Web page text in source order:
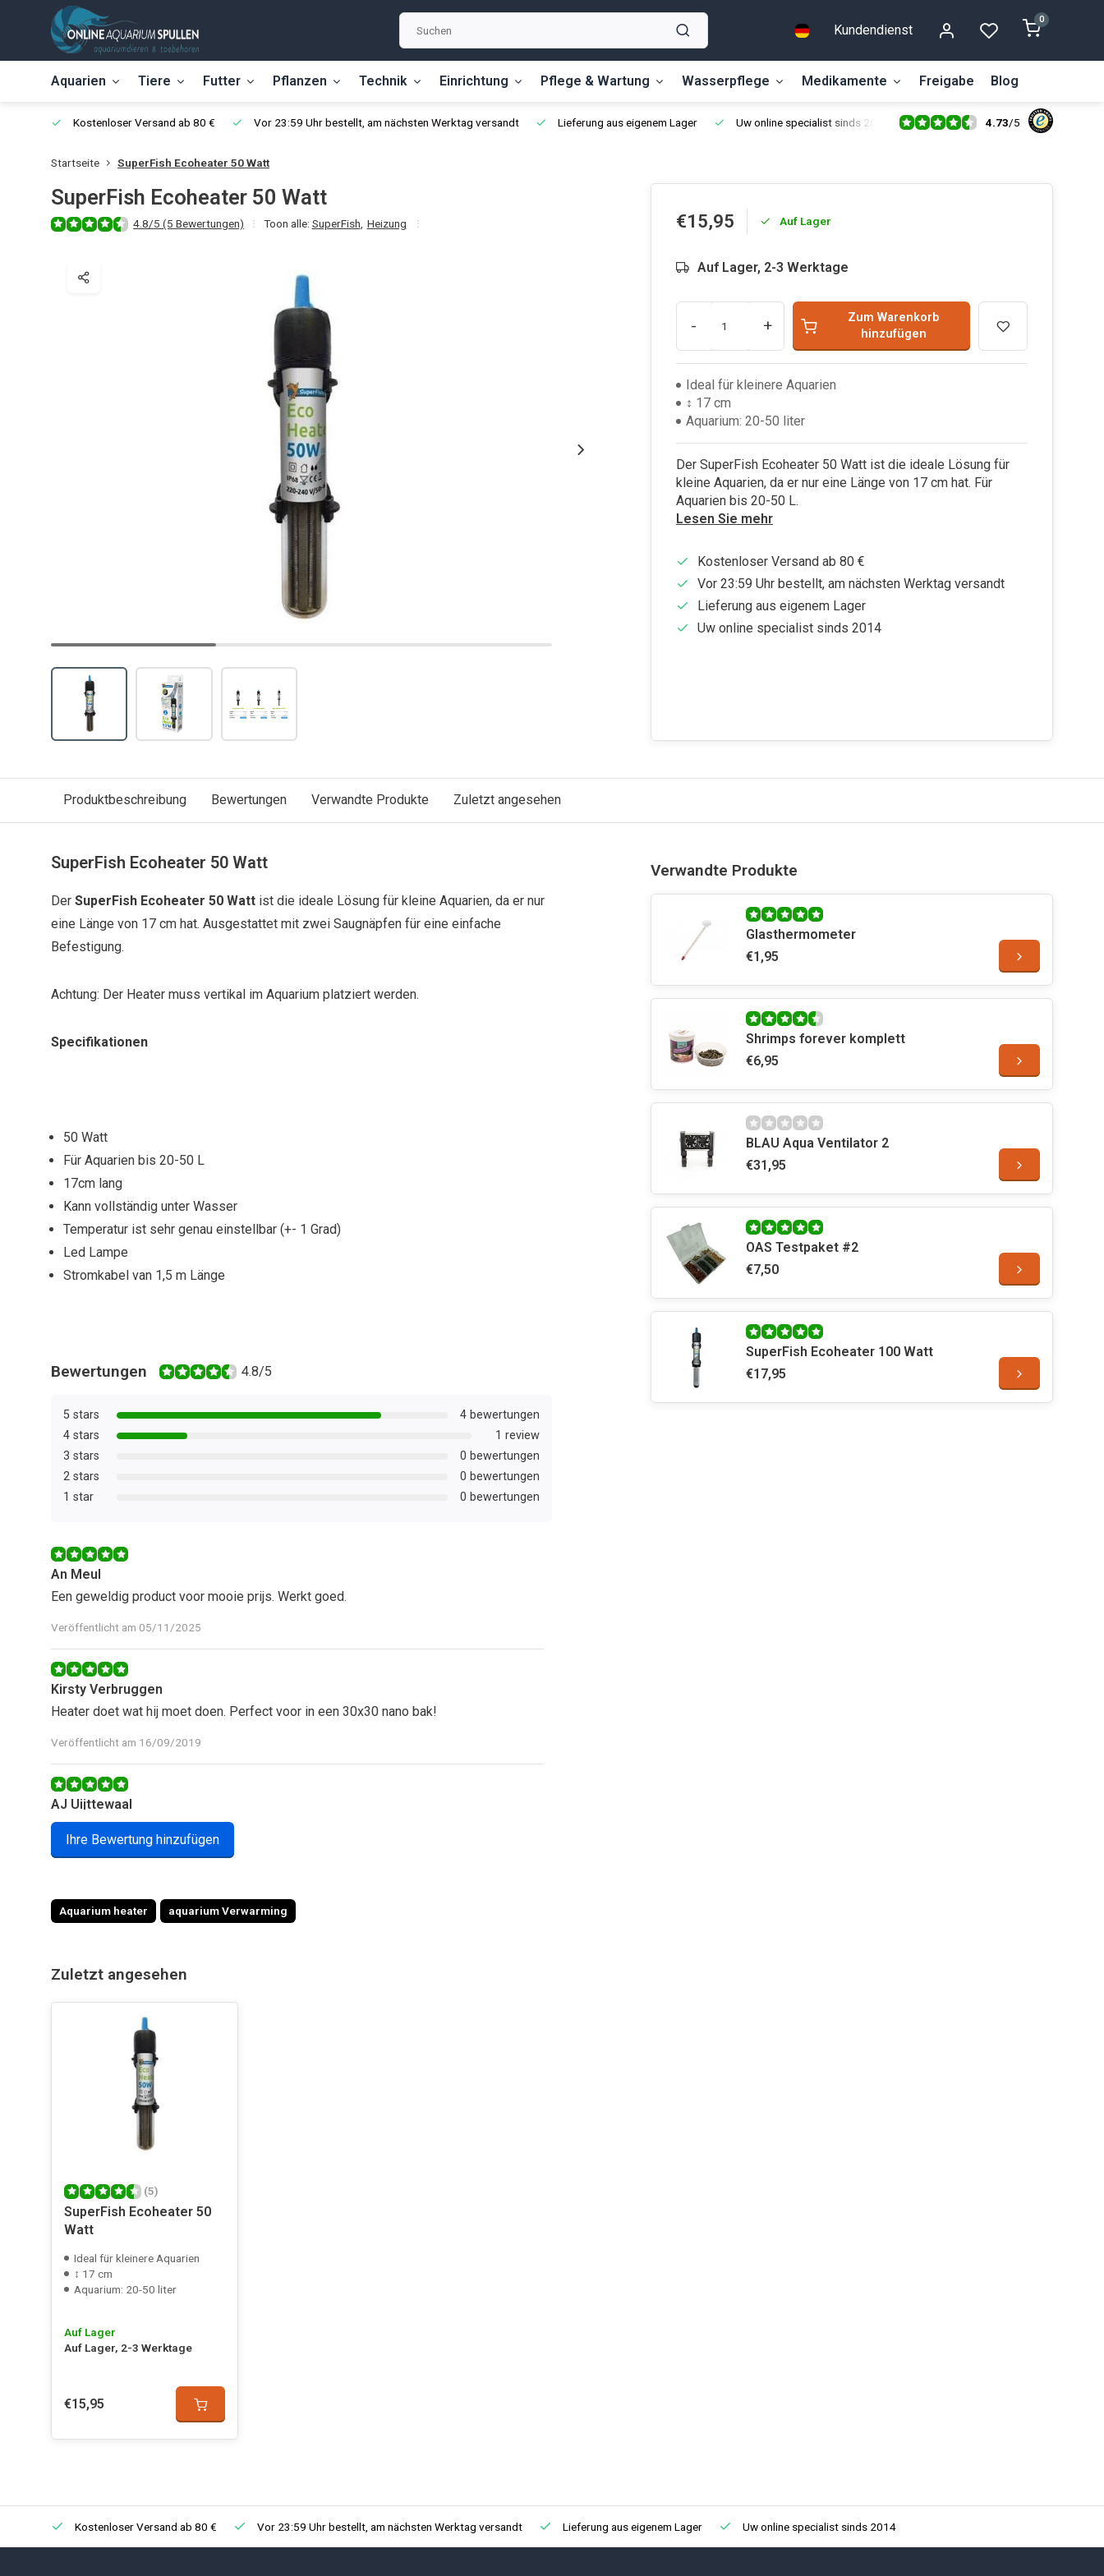
Kundendienst
0
Aquarien Tiere Futter Pflanzen Technik Einrichtung Pflege & Wartung Wasserpflege Medikamente Freigabe Blog
Kostenloser Versand ab 80 € Vor 23:59 Uhr bestellt, am nächsten Werktag versandt Lieferung aus eigenem Lager Uw online specialist sinds 2014 4.73/5
Startseite SuperFish Ecoheater 50 Watt
SuperFish Ecoheater 50 Watt
4.8/5 (5 Bewertungen) Toon alle: SuperFish Heizung €15,95 Auf Lager
Auf Lager, 2-3 Werktage
- +
Zum Warenkorb
hinzufügen
Ideal für kleinere Aquarien
↕ 17 cm
Aquarium: 20-50 liter
Der SuperFish Ecoheater 50 Watt ist die ideale Lösung für
kleine Aquarien, da er nur eine Länge von 17 cm hat. Für
Aquarien bis 20-50 L.
Lesen Sie mehr
Kostenloser Versand ab 80 €
Vor 23:59 Uhr bestellt, am nächsten Werktag versandt
Lieferung aus eigenem Lager
Uw online specialist sinds 2014
Produktbeschreibung Bewertungen Verwandte Produkte Zuletzt angesehen
SuperFish Ecoheater 50 Watt
Der SuperFish Ecoheater 50 Watt ist die ideale Lösung für kleine Aquarien, da er nur
eine Länge von 17 cm hat. Ausgestattet mit zwei Saugnäpfen für eine einfache
Befestigung.
Achtung: Der Heater muss vertikal im Aquarium platziert werden.
Specifikationen
50 Watt
Für Aquarien bis 20-50 L
17cm lang
Kann vollständig unter Wasser
Temperatur ist sehr genau einstellbar (+- 1 Grad)
Led Lampe
Stromkabel van 1,5 m Länge
Bewertungen 4.8/5
5 stars
4 bewertungen
4 stars
1 review
3 stars
0 bewertungen
2 stars
0 bewertungen
1 star
0 bewertungen
An Meul
Een geweldig product voor mooie prijs. Werkt goed.
Veröffentlicht am 05/11/2025
Kirsty Verbruggen
Heater doet wat hij moet doen. Perfect voor in een 30x30 nano bak!
Veröffentlicht am 16/09/2019
AJ Uijttewaal
Koper heeft geen omschrijving achtergelaten.
Veröffentlicht am 02/04/2019
B Hovius
Jolanda Janssen
Koper heeft geen omschrijving achtergelaten.
Veröffentlicht am 14/08/2018
Ihre Bewertung hinzufügen
Aquarium heater aquarium Verwarming
Verwandte Produkte
Glasthermometer
€1,95
Shrimps forever komplett
€6,95
BLAU Aqua Ventilator 2
€31,95
OAS Testpaket #2
€7,50
SuperFish Ecoheater 100 Watt
€17,95
Zuletzt angesehen
(5)
SuperFish Ecoheater 50
Watt
Ideal für kleinere Aquarien
↕ 17 cm
Aquarium: 20-50 liter
Auf Lager
Auf Lager, 2-3 Werktage
€15,95
Kostenloser Versand ab 80 € Vor 23:59 Uhr bestellt, am nächsten Werktag versandt Lieferung aus eigenem Lager Uw online specialist sinds 2014